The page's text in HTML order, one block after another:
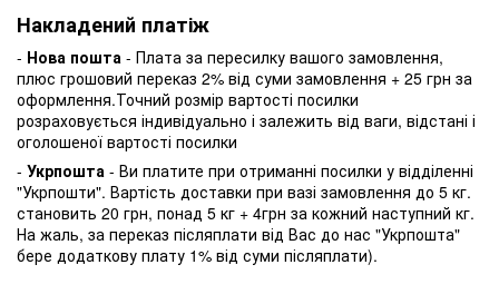
Накладений платіж
- Нова пошта - Плата за пересилку вашого замовлення,
плюс грошовий переказ 2% від суми замовлення + 25 грн за
оформлення.Точний розмір вартості посилки
розраховується індивідуально і залежить від ваги, відстані і
оголошеної вартості посилки
- Укрпошта - Ви платите при отриманні посилки у відділенні
"Укрпошти". Вартість доставки при вазі замовлення до 5 кг.
становить 20 грн, понад 5 кг + 4грн за кожний наступний кг.
На жаль, за переказ післяплати від Вас до нас "Укрпошта"
бере додаткову плату 1% від суми післяплати).